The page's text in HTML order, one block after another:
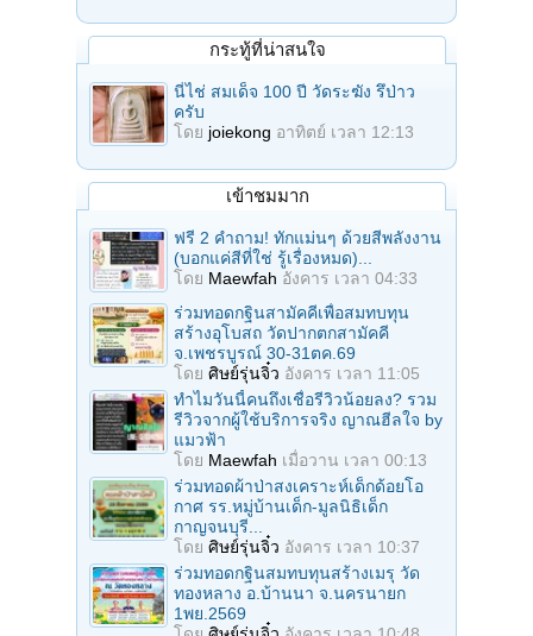
กระทู้ที่น่าสนใจ
นี่ไช่ สมเด็จ 100 ปี วัดระฆัง รึป่าว
ครับ
โดย joiekong อาทิตย์ เวลา 12:13
เข้าชมมาก
ฟรี 2 คำถาม! ทักแม่นๆ ด้วยสีพลังงาน
(บอกแค่สีที่ใช่ รู้เรื่องหมด)...
โดย Maewfah อังคาร เวลา 04:33
ร่วมทอดกฐินสามัคคีเพื่อสมทบทุน
สร้างอุโบสถ วัดปากตกสามัคคี
จ.เพชรบูรณ์ 30-31ตค.69
โดย ศิษย์รุ่นจิ๋ว อังคาร เวลา 11:05
ทำไมวันนี้คนถึงเชื่อรีวิวน้อยลง? รวม
รีวิวจากผู้ใช้บริการจริง ญาณฮีลใจ by
แมวฟ้า
โดย Maewfah เมื่อวาน เวลา 00:13
ร่วมทอดผ้าป่าสงเคราะห์เด็กด้อยโอ
กาศ รร.หมู่บ้านเด็ก-มูลนิธิเด็ก
กาญจนบุรี...
โดย ศิษย์รุ่นจิ๋ว อังคาร เวลา 10:37
ร่วมทอดกฐินสมทบทุนสร้างเมรุ วัด
ทองหลาง อ.บ้านนา จ.นครนายก
1พย.2569